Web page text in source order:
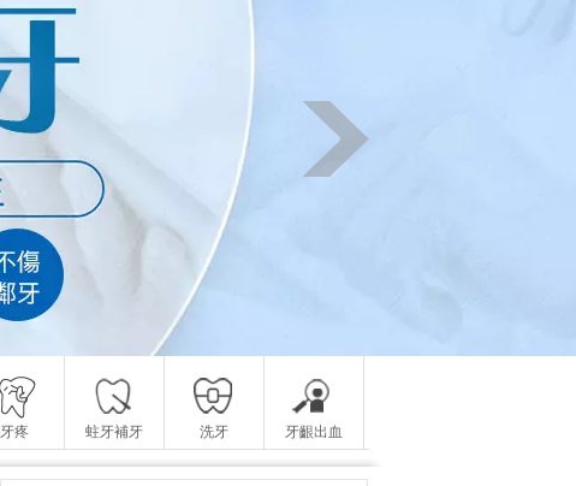
牙疼 蛀牙補牙 洗牙 牙齦出血